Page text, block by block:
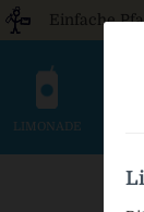
Einfache
LIMONADE